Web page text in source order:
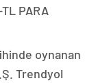
PARA
oynanan
Trendyol